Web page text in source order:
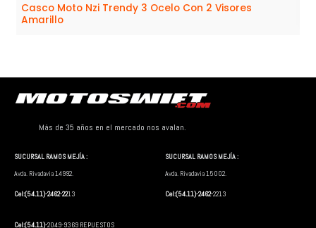
Casco Moto Nzi Trendy 3 Ocelo Con 2 Visores
Amarillo
Más de 35 años en el mercado nos avalan.
SUCURSAL RAMOS MEJÍA :
Avda. Rivadavia 14992.
Cel:(54.11)-2462-2213
Cel:(54.11)-2049-9369 REPUESTOS
SUCURSAL RAMOS MEJÍA :
Avda. Rivadavia 15002.
Cel:(54.11)-2462-2213